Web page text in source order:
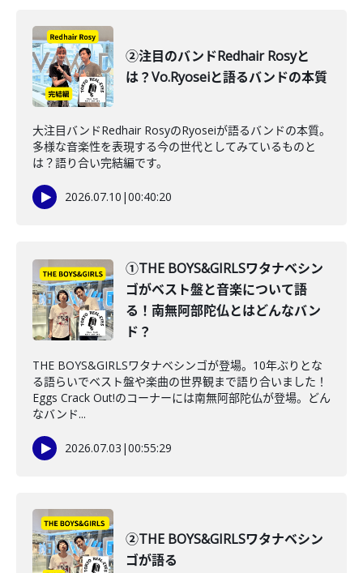
②注目のバンドRedhair Rosyと
は？Vo.Ryoseiと語るバンドの本質
大注目バンドRedhair RosyのRyoseiが語るバンドの本質。
多様な音楽性を表現する今の世代としてみているものと
は？語り合い完結編です。
2026.07.10 |00:40:20
①THE BOYS&GIRLSワタナベシン
ゴがベスト盤と音楽について語
る！南無阿部陀仏とはどんなバン
ド？
THE BOYS&GIRLSワタナベシンゴが登場。10年ぶりとな
る語らいでベスト盤や楽曲の世界観まで語り合いました！
Eggs Crack Out!のコーナーには南無阿部陀仏が登場。どん
なバンド...
2026.07.03 |00:55:29
②THE BOYS&GIRLSワタナベシン
ゴが語る